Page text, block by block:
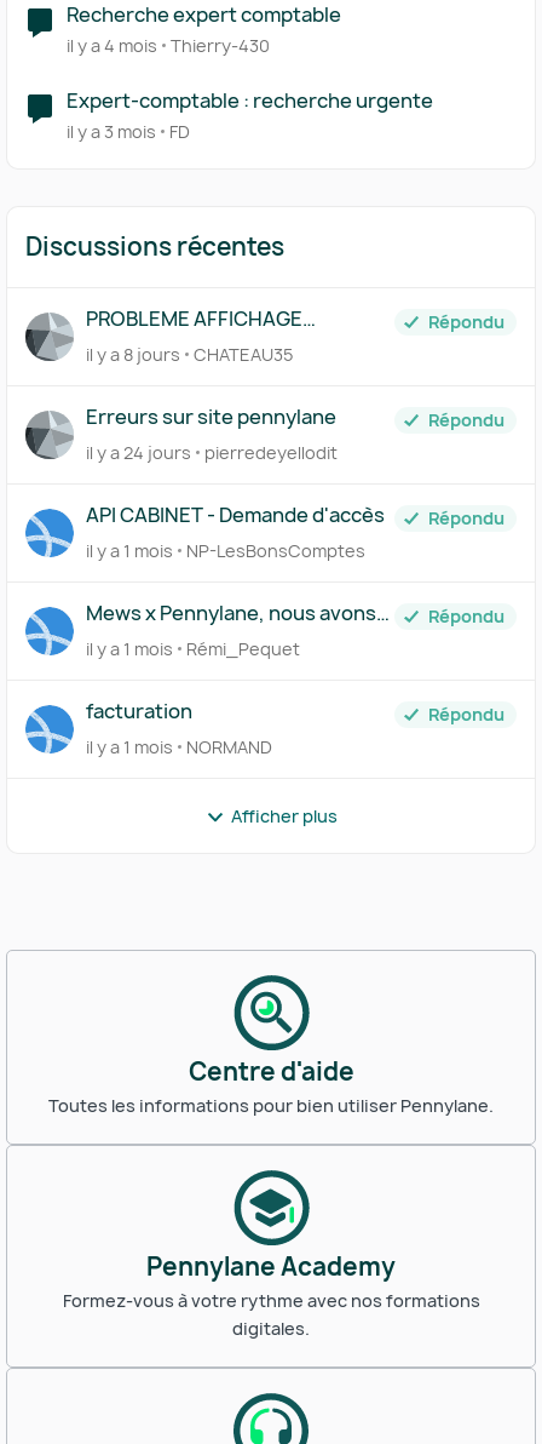
Recherche expert comptable
il y a 4 mois Thierry-430
Expert-comptable : recherche urgente
il y a 3 mois FD
Discussions récentes
PROBLEME AFFICHAGE
GENERALISE
Répondu
il y a 8 jours
CHATEAU35
Erreurs sur site pennylane
Répondu
il y a 24 jours
pierredeyellodit
API CABINET - Demande d'accès
Répondu
il y a 1 mois
NP-LesBonsComptes
Mews x Pennylane, nous avons
besoin de vous !
Répondu
il y a 1 mois
Rémi_Pequet
facturation
Répondu
il y a 1 mois
NORMAND
Afficher plus
Centre d'aide
Toutes les informations pour bien utiliser Pennylane.
Pennylane Academy
Formez-vous à votre rythme avec nos formations
digitales.